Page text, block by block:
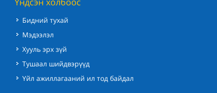
Бидний тухай
Мэдээлэл
Хууль эрх зүй
Тушаал шийдвэрүүд
Үйл ажиллагааний ил тод байдал